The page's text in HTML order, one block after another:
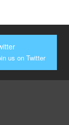
us on Twitter